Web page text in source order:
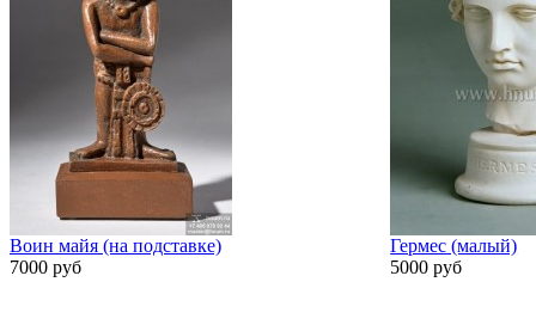
Воин майя (на подставке)
7000 руб
Гермес (малый)
5000 руб